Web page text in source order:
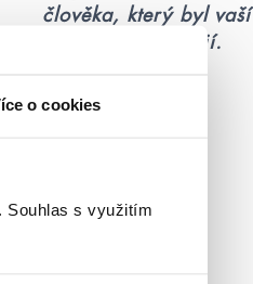
o cookies
Souhlas s využitím
člověka, který byl vaší
poslední nadějí.